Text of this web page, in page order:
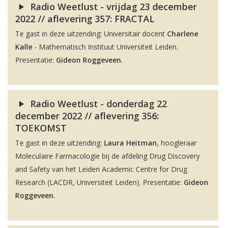
Radio Weetlust - vrijdag 23 december
2022 // aflevering 357: FRACTAL
Te gast in deze uitzending: Universitair docent Charlene
Kalle - Mathematisch Instituut Universiteit Leiden.
Presentatie: Gideon Roggeveen.
Radio Weetlust - donderdag 22
december 2022 // aflevering 356:
TOEKOMST
Te gast in deze uitzending: Laura Heitman, hoogleraar
Moleculaire Farmacologie bij de afdeling Drug Discovery
and Safety van het Leiden Academic Centre for Drug
Research (LACDR, Universiteit Leiden). Presentatie: Gideon
Roggeveen.